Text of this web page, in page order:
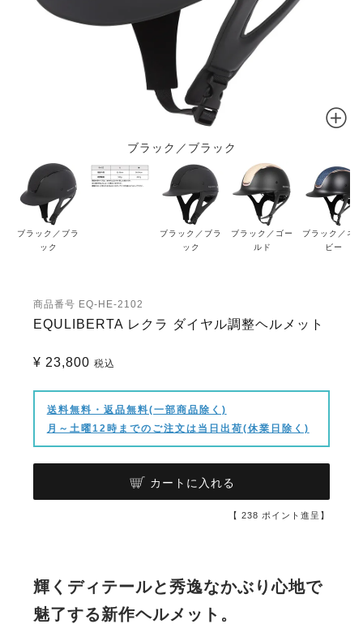
ブラック／ブラック
ブラック／ブラ
ック
ブラック／ブラ
ック
ブラック／ゴー
ルド
ブラック／ネ
ビー
商品番号 EQ-HE-2102
EQULIBERTA レクラ ダイヤル調整ヘルメット
¥ 23,800 税込
送料無料・返品無料(一部商品除く)
月～土曜12時までのご注文は当日出荷(休業日除く)
カートに入れる
【 238 ポイント進呈】
輝くディテールと秀逸なかぶり心地で
魅了する新作ヘルメット。